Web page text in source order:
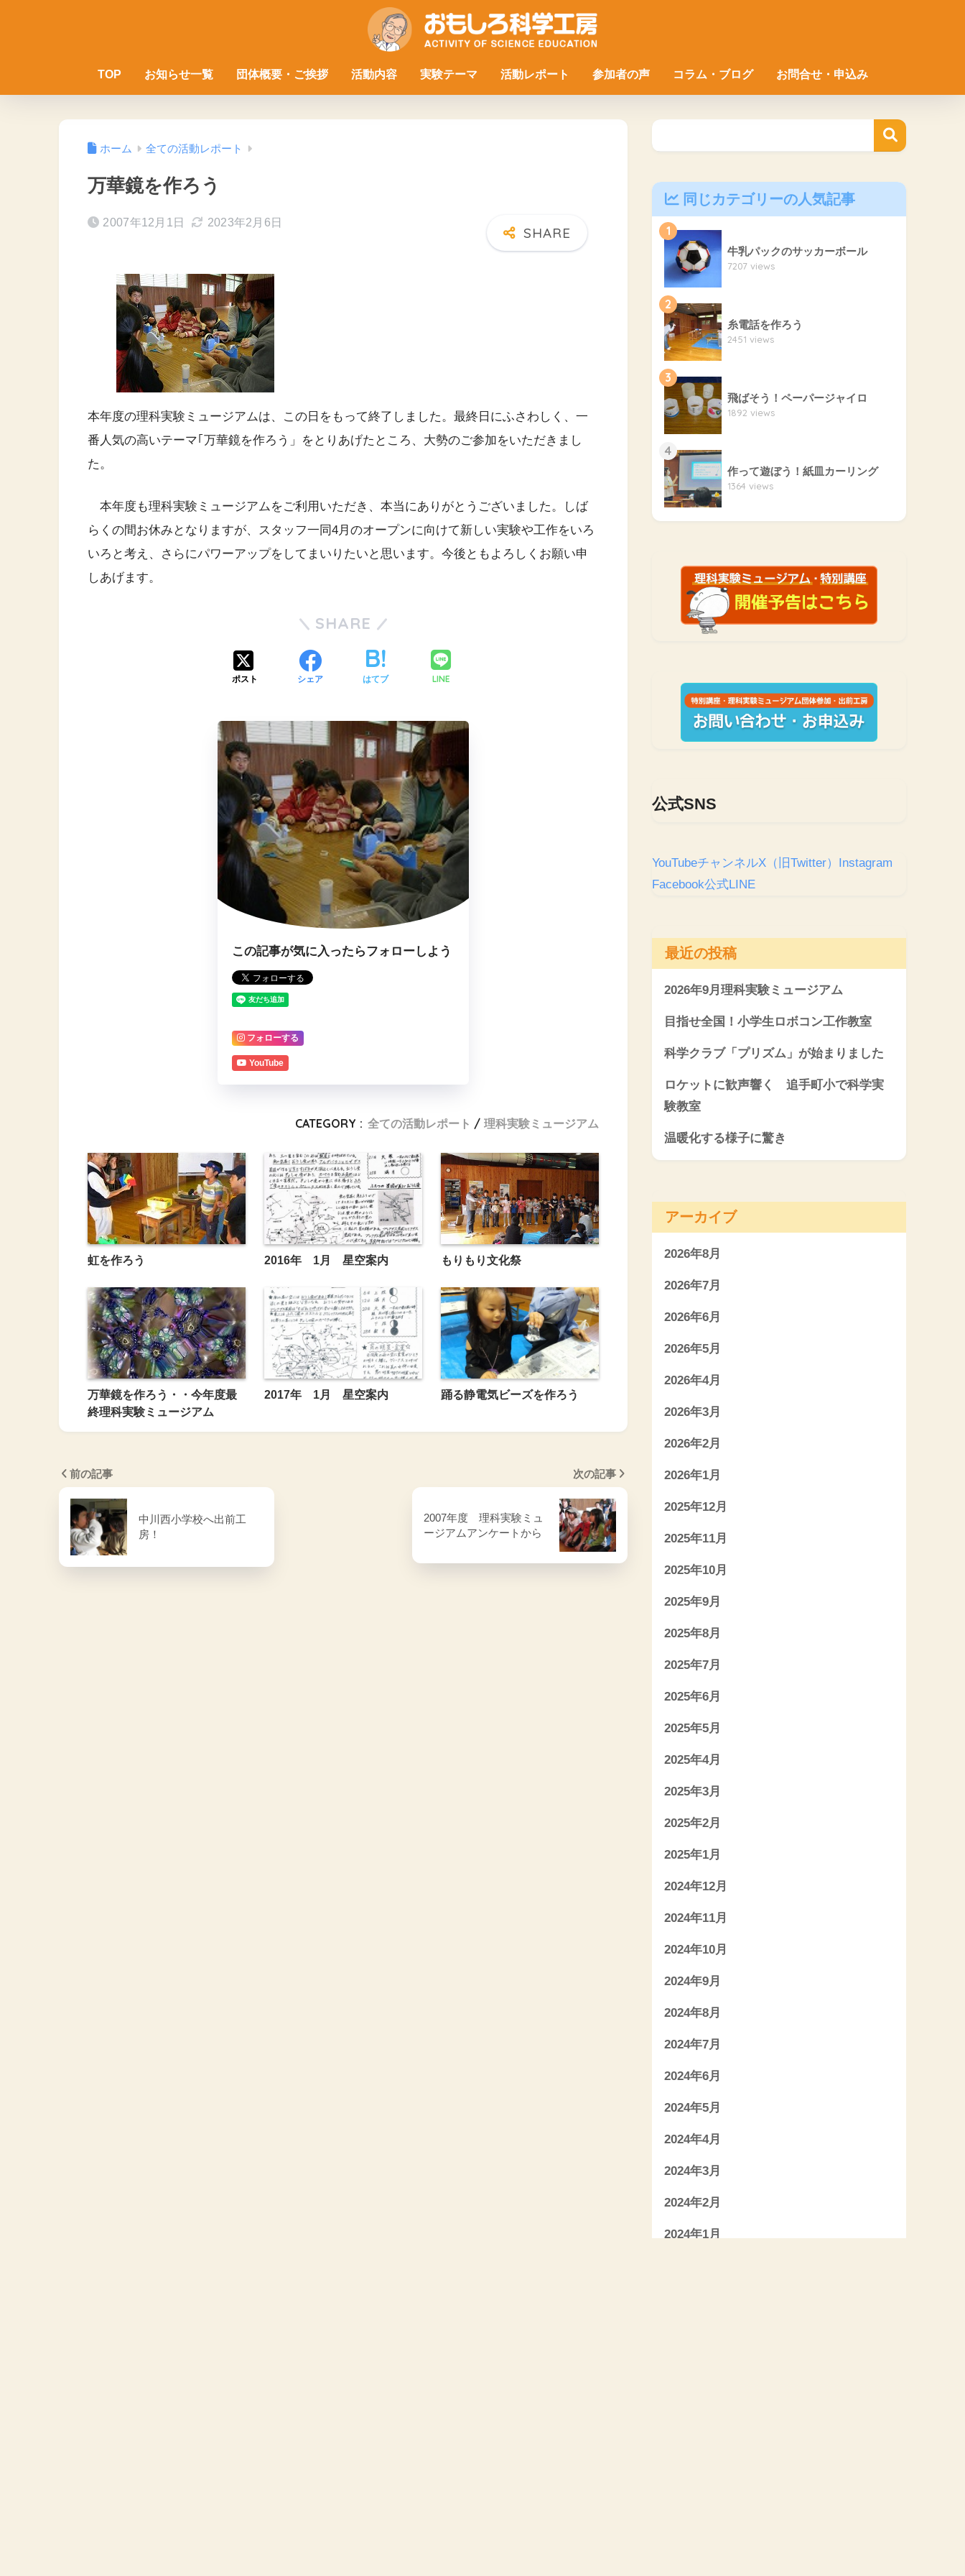
TOP お知らせ一覧 団体概要・ご挨拶 活動内容 実験テーマ 活動レポート 参加者の声 コラム・ブログ お問合せ・申込み
ホーム 全ての活動レポート
万華鏡を作ろう
2007年12月1日 2023年2月6日
本年度の理科実験ミュージアムは、この日をもって終了しました。最終日にふさわしく、一
番人気の高いテーマ｢万華鏡を作ろう」をとりあげたところ、大勢のご参加をいただきまし
た。
本年度も理科実験ミュージアムをご利用いただき、本当にありがとうございました。しば
らくの間お休みとなりますが、スタッフ一同4月のオープンに向けて新しい実験や工作をいろ
いろと考え、さらにパワーアップをしてまいりたいと思います。今後ともよろしくお願い申
しあげます。
SHARE
ポスト シェア はてブ LINE
この記事が気に入ったらフォローしよう
フォローする
YouTube
CATEGORY : 全ての活動レポート 理科実験ミュージアム
虹を作ろう 2016年 1月 星空案内 もりもり文化祭
万華鏡を作ろう・・今年度最
終理科実験ミュージアム
2017年 1月 星空案内 踊る静電気ビーズを作ろう
前の記事
中川西小学校へ出前工
房！
次の記事
2007年度 理科実験ミュ
ージアムアンケートから
同じカテゴリーの人気記事
1
牛乳パックのサッカーボール
7207 views
2
糸電話を作ろう
2451 views
3
飛ばそう！ペーパージャイロ
1892 views
4
作って遊ぼう！紙皿カーリング
1364 views
公式SNS
YouTubeチャンネルX（旧Twitter） Instagram
Facebook公式LINE
最近の投稿
2026年9月理科実験ミュージアム
目指せ全国！小学生ロボコン工作教室
科学クラブ「プリズム」が始まりました
ロケットに歓声響く 追手町小で科学実
験教室
温暖化する様子に驚き
アーカイブ
2026年8月
2026年7月
2026年6月
2026年5月
2026年4月
2026年3月
2026年2月
2026年1月
2025年12月
2025年11月
2025年10月
2025年9月
2025年8月
2025年7月
2025年6月
2025年5月
2025年4月
2025年3月
2025年2月
2025年1月
2024年12月
2024年11月
2024年10月
2024年9月
2024年8月
2024年7月
2024年6月
2024年5月
2024年4月
2024年3月
2024年2月
2024年1月